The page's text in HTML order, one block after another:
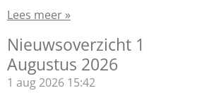
Lees meer »
Nieuwsoverzicht 1
Augustus 2026
1 aug 2026 15:42